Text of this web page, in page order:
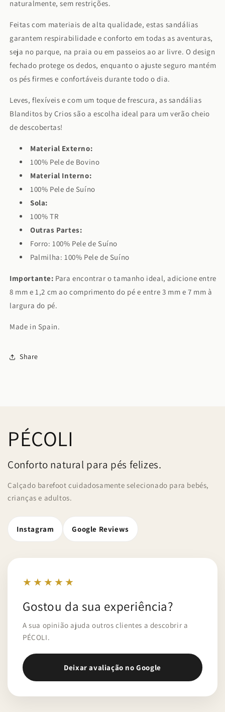
naturalmente, sem restrições.
Feitas com materiais de alta qualidade, estas sandálias
garantem respirabilidade e conforto em todas as aventuras,
seja no parque, na praia ou em passeios ao ar livre. O design
fechado protege os dedos, enquanto o ajuste seguro mantém
os pés firmes e confortáveis durante todo o dia.
Leves, flexíveis e com um toque de frescura, as sandálias
Blanditos by Crios são a escolha ideal para um verão cheio
de descobertas!
Material Externo:
100% Pele de Bovino
Material Interno:
100% Pele de Suíno
Sola:
100% TR
Outras Partes:
Forro: 100% Pele de Suíno
Palmilha: 100% Pele de Suíno
Importante: Para encontrar o tamanho ideal, adicione entre
8 mm e 1,2 cm ao comprimento do pé e entre 3 mm e 7 mm à
largura do pé.
Made in Spain.
Share
PÉCOLI
Conforto natural para pés felizes.
Calçado barefoot cuidadosamente selecionado para bebés,
crianças e adultos.
Instagram Google Reviews
★★★★★
Gostou da sua experiência?
A sua opinião ajuda outros clientes a descobrir a
PÉCOLI.
Deixar avaliação no Google